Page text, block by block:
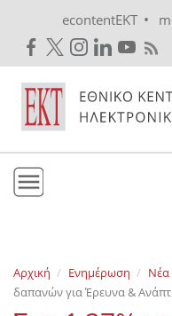
econtentEKT •
Εκδόσεις
Αρχική Ενημέρωση Νέα
δαπανών για Έρευνα &